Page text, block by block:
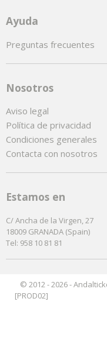
Ayuda
Preguntas frecuentes
Nosotros
Aviso legal
Política de privacidad
Condiciones generales
Contacta con nosotros
Estamos en
C/ Ancha de la Virgen, 27
18009 GRANADA (Spain)
Tel: 958 10 81 81
© 2012 - 2026 -
[PROD02]